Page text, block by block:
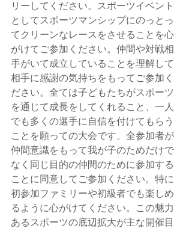
リーしてください。スポーツイベント
としてスポーツマンシップにのっとっ
てクリーンなレースをさせることを心
がけてご参加ください。仲間や対戦相
手がいて成立していることを理解して
相手に感謝の気持ちをもってご参加く
ださい。全ては子どもたちがスポーツ
を通じて成長をしてくれること、一人
でも多くの選手に自信を付けてもらう
ことを願っての大会です。全参加者が
仲間意識をもって我が子のためだけで
なく同じ目的の仲間のために参加する
ことに同意してご参加ください。特に
初参加ファミリーや初級者でも楽しめ
るように心がけてください。この魅力
あるスポーツの底辺拡大が主な開催目